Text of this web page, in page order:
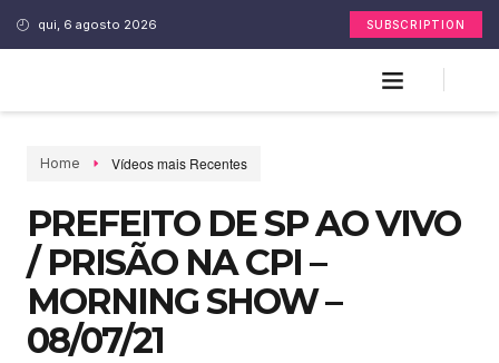
qui, 6 agosto 2026 SUBSCRIPTION
Home Vídeos mais Recentes
PREFEITO DE SP AO VIVO
/ PRISÃO NA CPI –
MORNING SHOW –
08/07/21